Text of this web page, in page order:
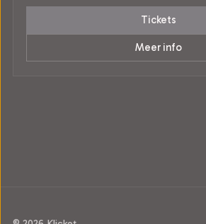
Tickets
Meer info